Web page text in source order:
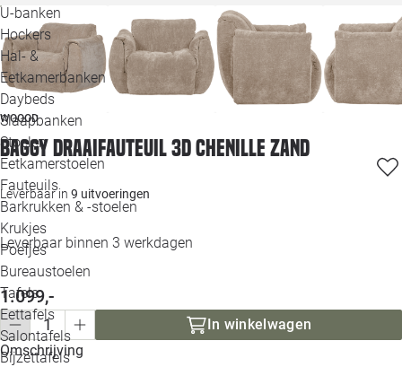
U-banken
Hockers
Hal- &
Eetkamerbanken
Daybeds
Slaapbanken
Stoelen
Eetkamerstoelen
Fauteuils
Barkrukken & -stoelen
Krukjes
Poefjes
Bureaustoelen
Tafels
Eettafels
Salontafels
Bijzettafels
WOOOD
Baggy draaifauteuil 3d chenille zand
Leverbaar in 9 uitvoeringen
Leverbaar binnen 3 werkdagen
1.099,-
In winkelwagen
Omschrijving